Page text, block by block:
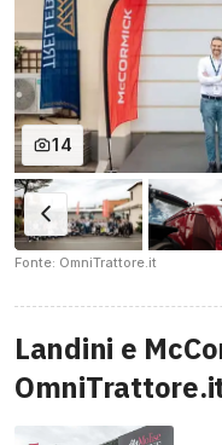
14
Fonte: OmniTrattore.it
Landini e